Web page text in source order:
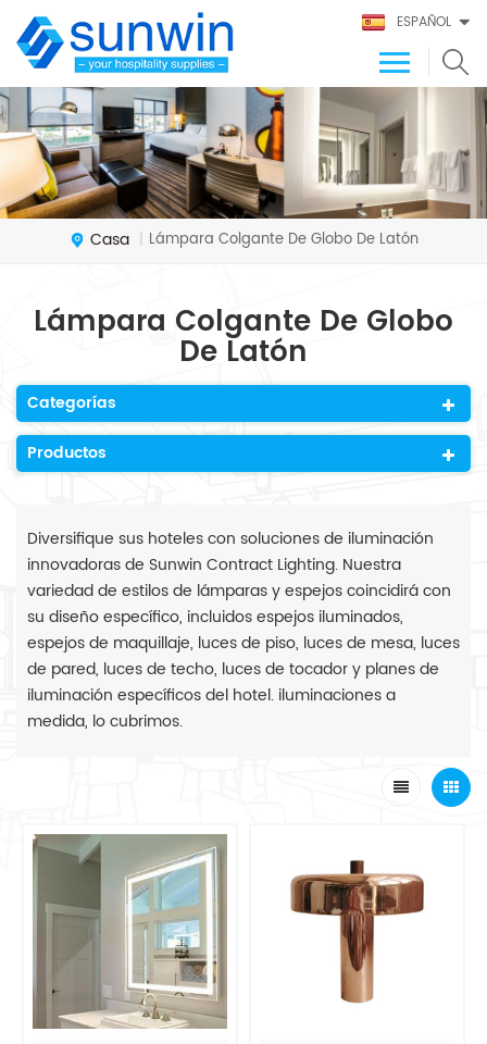
ESPAÑOL
Casa | Lámpara Colgante De Globo De Latón
Lámpara Colgante De Globo
De Latón
Categorías
Productos
Diversifique sus hoteles con soluciones de iluminación
innovadoras de Sunwin Contract Lighting. Nuestra
variedad de estilos de lámparas y espejos coincidirá con
su diseño específico, incluidos espejos iluminados,
espejos de maquillaje, luces de piso, luces de mesa, luces
de pared, luces de techo, luces de tocador y planes de
iluminación específicos del hotel. iluminaciones a
medida, lo cubrimos.